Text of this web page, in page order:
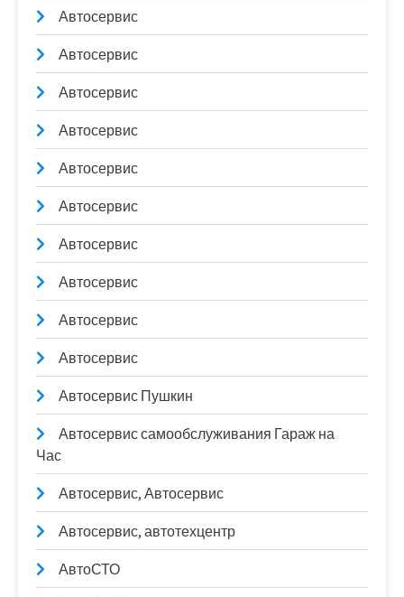
Автосервис
Автосервис
Автосервис
Автосервис
Автосервис
Автосервис
Автосервис
Автосервис
Автосервис
Автосервис
Автосервис Пушкин
Автосервис самообслуживания Гараж на
Час
Автосервис, Автосервис
Автосервис, автотехцентр
АвтоСТО